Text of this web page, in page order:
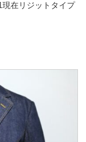
在リジットタイプ